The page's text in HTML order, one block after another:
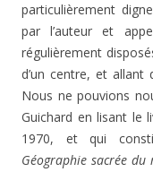
particulièrement
par l’auteur et
régulièrement
d’un centre, et allant
Nous ne pouvions
Guichard en lisant le
1970, et qui
Géographie sacrée du